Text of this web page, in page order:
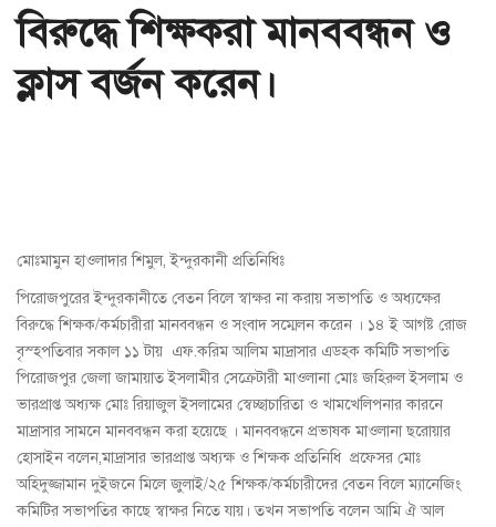
বিরুদ্ধে শিক্ষকরা মানববন্ধন ও
ক্লাস বর্জন করেন।
মোঃমামুন হাওলাদার শিমুল, ইন্দুরকানী প্রতিনিধিঃ
পিরোজপুরের ইন্দুরকানীতে বেতন বিলে স্বাক্ষর না করায় সভাপতি ও অধ্যক্ষের
বিরুদ্ধে শিক্ষক/কর্মচারীরা মানববন্ধন ও সংবাদ সম্মেলন করেন । ১৪ ই আগষ্ট রোজ
বৃস্হপতিবার সকাল ১১ টায় এফ.করিম আলিম মাদ্রাসার এডহক কমিটি সভাপতি
পিরোজপুর জেলা জামায়াত ইসলামীর সেক্রেটারী মাওলানা মোঃ জহিরুল ইসলাম ও
ভারপ্রাপ্ত অধ্যক্ষ মোঃ রিয়াজুল ইসলামের স্বেচ্ছাচারিতা ও খামখেলিপনার কারনে
মাদ্রাসার সামনে মানববন্ধন করা হয়েছে । মানববন্ধনে প্রভাষক মাওলানা ছরোয়ার
হোসাইন বলেন,মাদ্রাসার ভারপ্রাপ্ত অধ্যক্ষ ও শিক্ষক প্রতিনিধি প্রফেসর মোঃ
অহিদুজ্জামান দুইজনে মিলে জুলাই/২৫ শিক্ষক/কর্মচারীদের বেতন বিলে ম্যানেজিং
কমিটির সভাপতির কাছে স্বাক্ষর নিতে যায়। তখন সভাপতি বলেন আমি ঐ আল